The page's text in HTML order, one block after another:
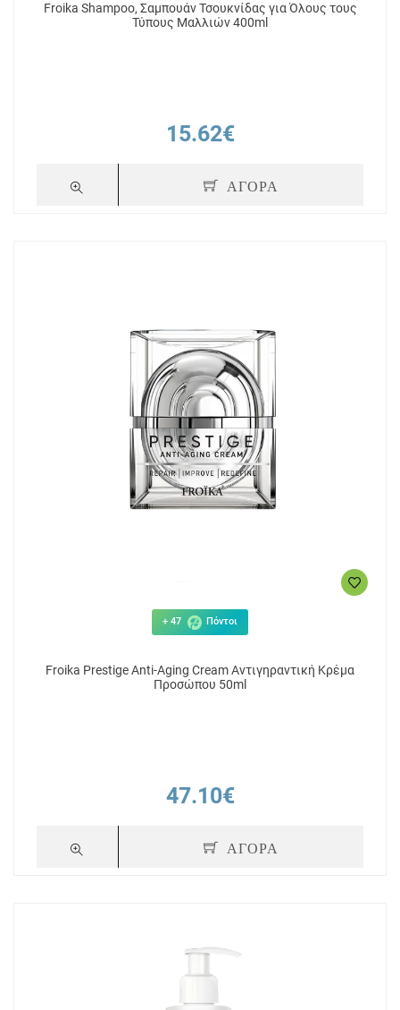
Froika Shampoo, Σαμπουάν Τσουκνίδας για Όλους τους
Τύπους Μαλλιών 400ml
15.62€
ΑΓΟΡΑ
+ 47 Πόντοι
Froika Prestige Anti-Aging Cream Αντιγηραντική Κρέμα
Προσώπου 50ml
47.10€
ΑΓΟΡΑ